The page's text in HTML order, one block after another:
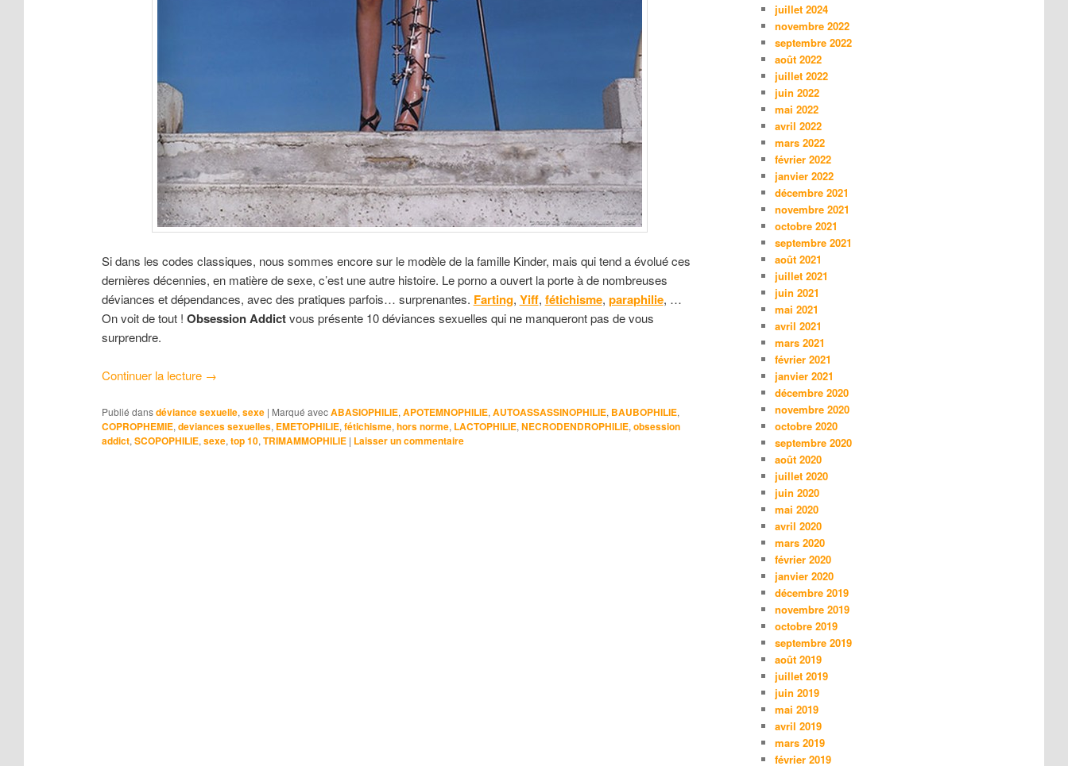
Si dans les codes classiques, nous sommes encore sur le modèle de la famille Kinder, mais qui tend a évolué ces
dernières décennies, en matière de sexe, c’est une autre histoire. Le porno a ouvert la porte à de nombreuses
déviances et dépendances, avec des pratiques parfois… surprenantes. Farting, Yiff, fétichisme, paraphilie, …
On voit de tout ! Obsession Addictvous présente 10 déviances sexuelles qui ne manqueront pas de vous
surprendre.
Continuer la lecture →
Publié dans déviance sexuelle, sexe | Marqué avec ABASIOPHILIE, APOTEMNOPHILIE, AUTOASSASSINOPHILIE, BAUBOPHILIE,
COPROPHEMIE, deviances sexuelles, EMETOPHILIE, fétichisme, hors norme, LACTOPHILIE, NECRODENDROPHILIE, obsession
addict, SCOPOPHILIE, sexe, top 10, TRIMAMMOPHILIE | Laisser un commentaire
juillet 2024
novembre 2022
septembre 2022
août 2022
juillet 2022
juin 2022
mai 2022
avril 2022
mars 2022
février 2022
janvier 2022
décembre 2021
novembre 2021
octobre 2021
septembre 2021
août 2021
juillet 2021
juin 2021
mai 2021
avril 2021
mars 2021
février 2021
janvier 2021
décembre 2020
novembre 2020
octobre 2020
septembre 2020
août 2020
juillet 2020
juin 2020
mai 2020
avril 2020
mars 2020
février 2020
janvier 2020
décembre 2019
novembre 2019
octobre 2019
septembre 2019
août 2019
juillet 2019
juin 2019
mai 2019
avril 2019
mars 2019
février 2019